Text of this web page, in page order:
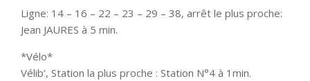
Ligne: 14 – 16 – 22 – 23 – 29 – 38, arrêt le plus proche:
Jean JAURES à 5 min.
*Vélo*
Vélib’, Station la plus proche : Station N°4 à 1min.